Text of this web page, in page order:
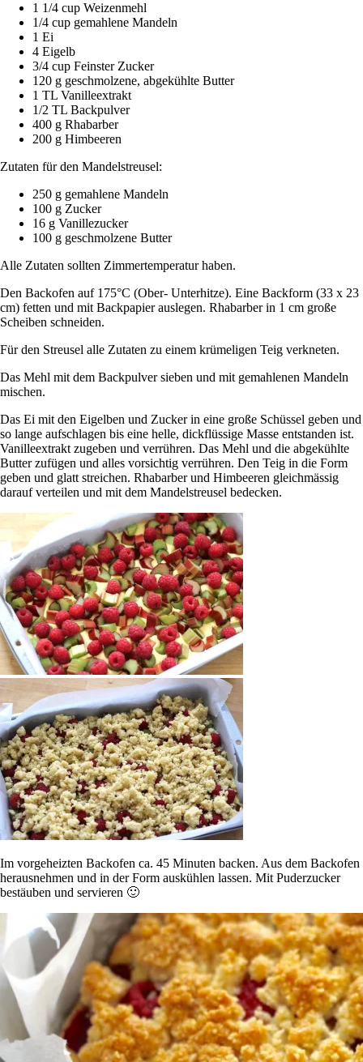
1 1/4 cup Weizenmehl
1/4 cup gemahlene Mandeln
1 Ei
4 Eigelb
3/4 cup Feinster Zucker
120 g geschmolzene, abgekühlte Butter
1 TL Vanilleextrakt
1/2 TL Backpulver
400 g Rhabarber
200 g Himbeeren
Zutaten für den Mandelstreusel:
250 g gemahlene Mandeln
100 g Zucker
16 g Vanillezucker
100 g geschmolzene Butter
Alle Zutaten sollten Zimmertemperatur haben.
Den Backofen auf 175°C (Ober- Unterhitze). Eine Backform (33 x 23
cm) fetten und mit Backpapier auslegen. Rhabarber in 1 cm große
Scheiben schneiden.
Für den Streusel alle Zutaten zu einem krümeligen Teig verkneten.
Das Mehl mit dem Backpulver sieben und mit gemahlenen Mandeln
mischen.
Das Ei mit den Eigelben und Zucker in eine große Schüssel geben und
so lange aufschlagen bis eine helle, dickflüssige Masse entstanden ist.
Vanilleextrakt zugeben und verrühren. Das Mehl und die abgekühlte
Butter zufügen und alles vorsichtig verrühren. Den Teig in die Form
geben und glatt streichen. Rhabarber und Himbeeren gleichmässig
darauf verteilen und mit dem Mandelstreusel bedecken.
Im vorgeheizten Backofen ca. 45 Minuten backen. Aus dem Backofen
herausnehmen und in der Form auskühlen lassen. Mit Puderzucker
bestäuben und servieren 🙂